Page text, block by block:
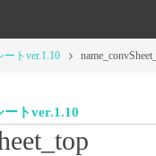
トver.1.10
トver.1.10